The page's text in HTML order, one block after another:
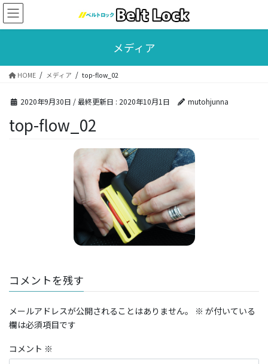
コ
ン
テ
に
ナ
ビ
ゲ
ョ
メディア
HOME メディア top-flow_02
2020年9月30日 / 最終更新日 : 2020年10月1日 mutohjunna
top-flow_02
コメントを残す
メールアドレスが公開されることはありません。 ※ が付いている
欄は必須項目です
コメント ※